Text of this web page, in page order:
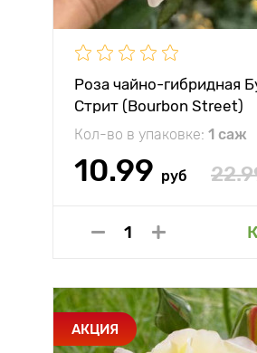
Роза чайно-гибридная
Стрит (Bourbon Street)
Кол-во в упаковке: 1 саж
10.99 руб
АКЦИЯ